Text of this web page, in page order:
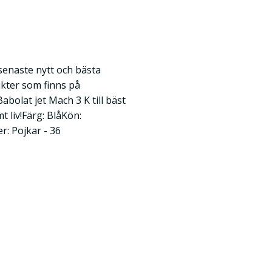
nytt och bästa
som finns på
jet Mach 3 K till bäst
liv!Färg: BlåKön:
Pojkar - 36